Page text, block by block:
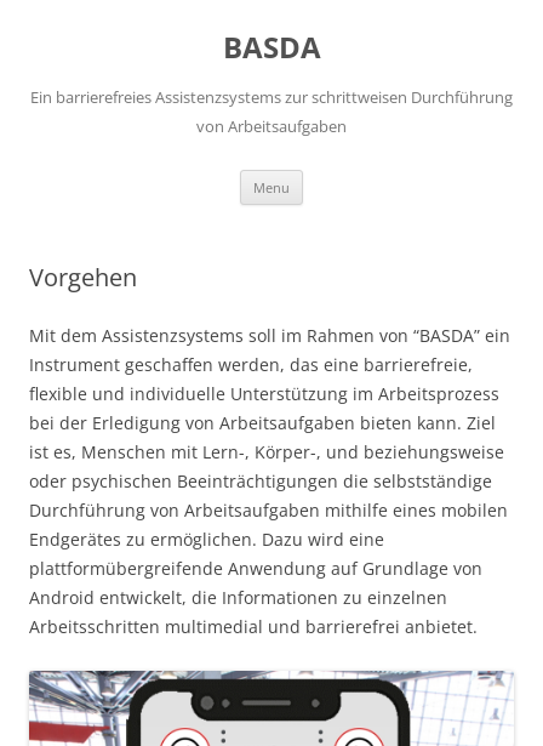
BASDA
Ein barrierefreies Assistenzsystems zur schrittweisen Durchführung
von Arbeitsaufgaben
Menu
Vorgehen
Mit dem Assistenzsystems soll im Rahmen von “BASDA” ein
Instrument geschaffen werden, das eine barrierefreie,
flexible und individuelle Unterstützung im Arbeitsprozess
bei der Erledigung von Arbeitsaufgaben bieten kann. Ziel
ist es, Menschen mit Lern-, Körper-, und beziehungsweise
oder psychischen Beeinträchtigungen die selbstständige
Durchführung von Arbeitsaufgaben mithilfe eines mobilen
Endgerätes zu ermöglichen. Dazu wird eine
plattformübergreifende Anwendung auf Grundlage von
Android entwickelt, die Informationen zu einzelnen
Arbeitsschritten multimedial und barrierefrei anbietet.